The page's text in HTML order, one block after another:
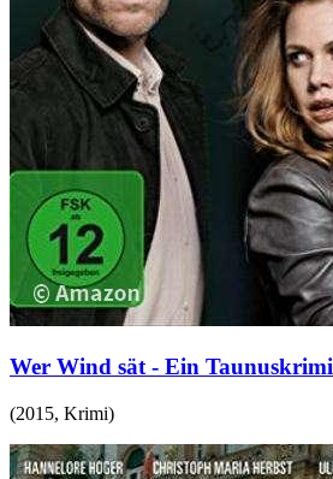
Wer Wind sät - Ein Taunuskrimi
(2015, Krimi)